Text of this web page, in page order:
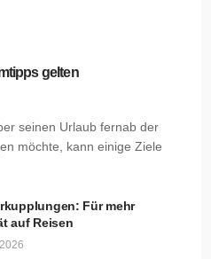
gelten
seinen Urlaub fernab der
möchte, kann einige Ziele
Für mehr
auf Reisen